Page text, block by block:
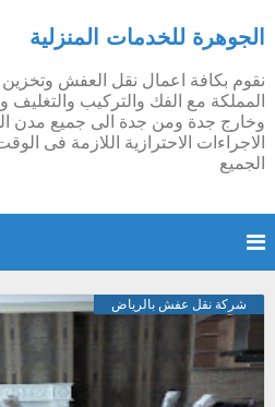
الجوهرة للخدمات المنزلية
نقوم بكافة اعمال نقل العفش
المملكة مع الفك والتركيب
وخارج جدة ومن جدة الى جميع مدن
الاجراءات الاحترازية اللازمة فى
الجميع
شركة نقل عفش بالرياض